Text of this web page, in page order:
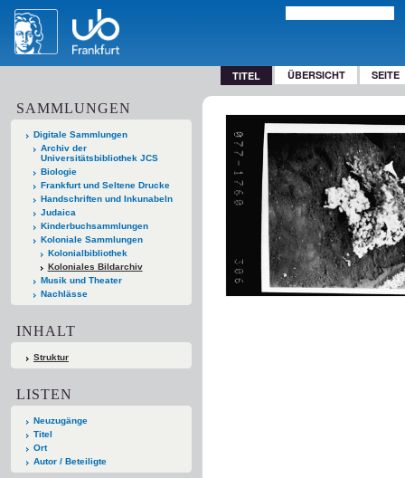
TITEL ÜBERSICHT SEITE
SAMMLUNGEN
Digitale Sammlungen
Archiv der
Universitätsbibliothek JCS
Biologie
Frankfurt und Seltene Drucke
Handschriften und Inkunabeln
Judaica
Kinderbuchsammlungen
Koloniale Sammlungen
Kolonialbibliothek
Koloniales Bildarchiv
Musik und Theater
Nachlässe
INHALT
Struktur
LISTEN
Neuzugänge
Titel
Ort
Autor / Beteiligte